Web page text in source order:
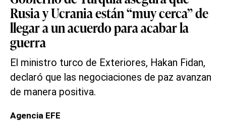
Rusia y Ucrania están “muy cerca” de
llegar a un acuerdo para acabar la
guerra
El ministro turco de Exteriores, Hakan Fidan,
declaró que las negociaciones de paz avanzan
de manera positiva.
Agencia EFE